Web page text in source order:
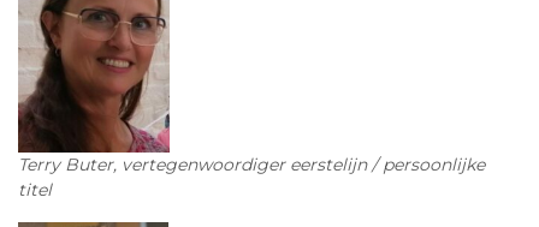
Terry Buter, vertegenwoordiger eerstelijn / persoonlijke
titel